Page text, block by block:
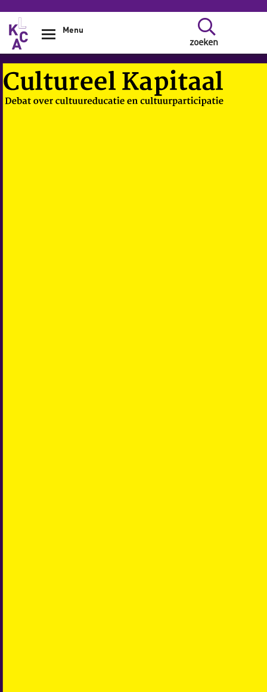
Overslaan en naar de inhoud gaan
zoeken
Menu